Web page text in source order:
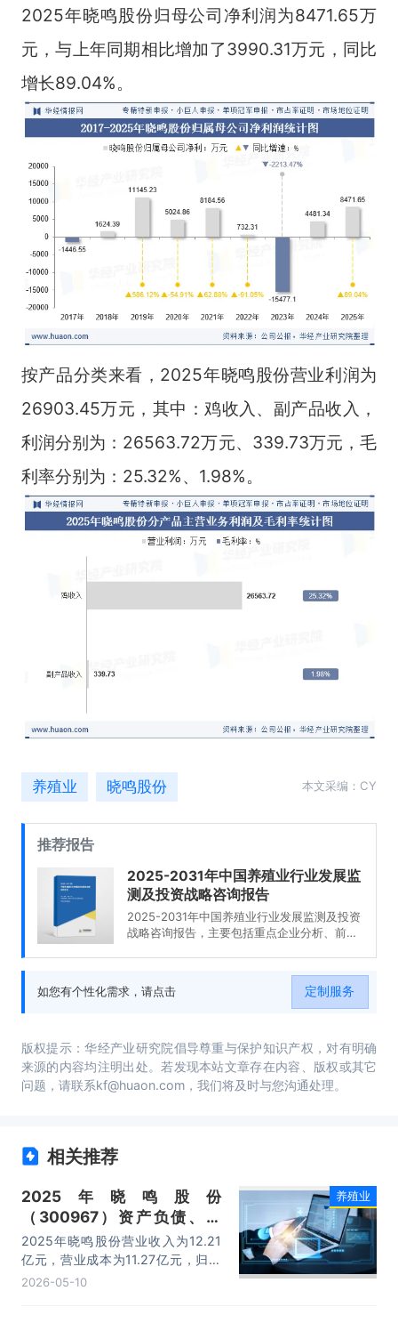
2025年晓鸣股份归母公司净利润为8471.65万
元，与上年同期相比增加了3990.31万元，同比
增长89.04%。
按产品分类来看，2025年晓鸣股份营业利润为
26903.45万元，其中：鸡收入、副产品收入，
利润分别为：26563.72万元、339.73万元，毛
利率分别为：25.32%、1.98%。
养殖业 晓鸣股份 本文采编：CY
推荐报告
2025-2031年中国养殖业行业发展监
测及投资战略咨询报告
2025-2031年中国养殖业行业发展监测及投资
战略咨询报告，主要包括重点企业分析、前景
如您有个性化需求，请点击
定制服务
版权提示：华经产业研究院倡导尊重与保护知识产权，对有明确
来源的内容均注明出处。若发现本站文章存在内容、版权或其它
问题，请联系kf@huaon.com，我们将及时与您沟通处理。
相关推荐
2025年晓鸣股份
（300967）资产负债、营
收、成本利润及主营产品（鸡
收入、副产品收入）数据统计
2025年晓鸣股份营业收入为12.21
亿元，营业成本为11.27亿元，归母
公司净利润为8471.65万元，总资产
2026-05-10
养殖业